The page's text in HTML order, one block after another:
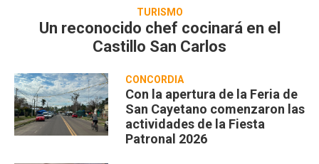
TURISMO
Un reconocido chef cocinará en el
Castillo San Carlos
CONCORDIA
Con la apertura de la Feria de
San Cayetano comenzaron las
actividades de la Fiesta
Patronal 2026